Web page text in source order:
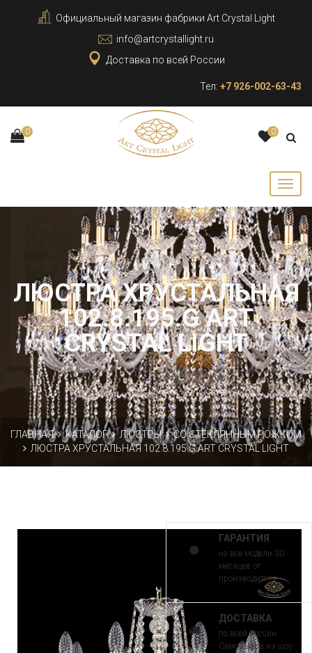
Официальный магазин фабрики Art Crystal Light
info@artcrystallight.ru
Доставка по всей России
Тел: +7 926-002-63-43
0 0
ЛЮСТРА ХРУСТАЛЬНАЯ
102.8.195.G ART
CRYSTAL LIGHT
ГЛАВНАЯ КАТАЛОГ ЛЮСТРЫ
СО СТЕКЛЯННЫМ РОЖКОМ
ЛЮСТРА ХРУСТАЛЬНАЯ 102.8.195.G ART CRYSTAL LIGHT
ГАРАНТИЯ
на все модели 30
месяцев от
производителя
ДОСТАВКА
по всей России.
Самовывоз из шоу-